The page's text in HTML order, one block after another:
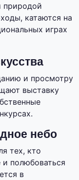
природой
катаются на
играх
и просмотру
выставку
небо
тех, кто
и полюбоваться
в